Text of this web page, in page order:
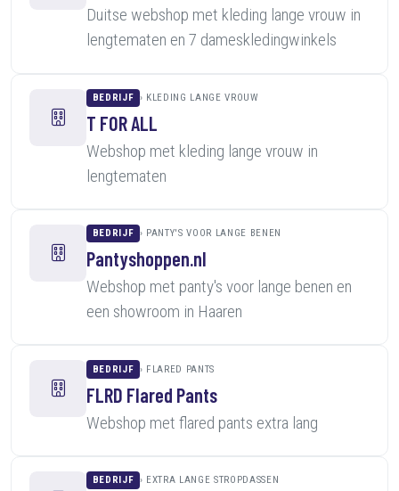
Duitse webshop met kleding lange vrouw in
lengtematen en 7 dameskledingwinkels
BEDRIJF KLEDING LANGE VROUW
T FOR ALL
Webshop met kleding lange vrouw in
lengtematen
BEDRIJF PANTY'S VOOR LANGE BENEN
Pantyshoppen.nl
Webshop met panty's voor lange benen en
een showroom in Haaren
BEDRIJF FLARED PANTS
FLRD Flared Pants
Webshop met flared pants extra lang
BEDRIJF EXTRA LANGE STROPDASSEN